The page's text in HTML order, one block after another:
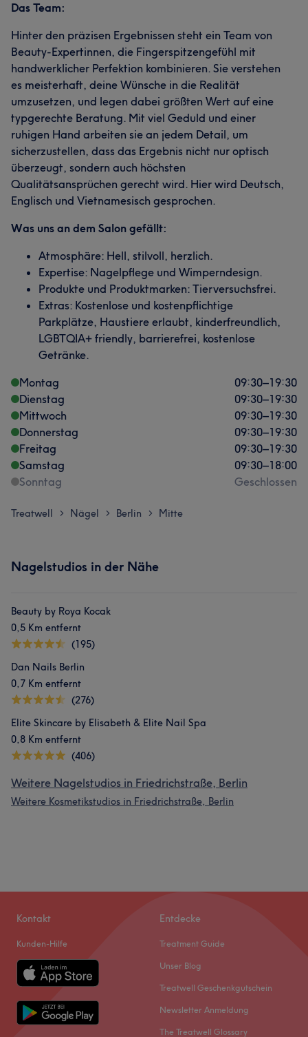
Das Team:
Hinter den präzisen Ergebnissen steht ein Team von
Beauty-Expertinnen, die Fingerspitzengefühl mit
handwerklicher Perfektion kombinieren. Sie verstehen
es meisterhaft, deine Wünsche in die Realität
umzusetzen, und legen dabei größten Wert auf eine
typgerechte Beratung. Mit viel Geduld und einer
ruhigen Hand arbeiten sie an jedem Detail, um
sicherzustellen, dass das Ergebnis nicht nur optisch
überzeugt, sondern auch höchsten
Qualitätsansprüchen gerecht wird. Hier wird Deutsch,
Englisch und Vietnamesisch gesprochen.
Was uns an dem Salon gefällt:
Atmosphäre: Hell, stilvoll, herzlich.
Expertise: Nagelpflege und Wimperndesign.
Produkte und Produktmarken: Tierversuchsfrei.
Extras: Kostenlose und kostenpflichtige
Parkplätze, Haustiere erlaubt, kinderfreundlich,
LGBTQIA+ friendly, barrierefrei, kostenlose
Getränke.
Montag
09:30–19:30
Dienstag
09:30–19:30
Mittwoch
09:30–19:30
Donnerstag
09:30–19:30
Freitag
09:30–19:30
Samstag
09:30–18:00
Sonntag
Geschlossen
Treatwell > Nägel > Berlin > Mitte
Nagelstudios in der Nähe
Beauty by Roya Kocak
0,5 Km entfernt
(195)
Dan Nails Berlin
0,7 Km entfernt
(276)
Elite Skincare by Elisabeth & Elite Nail Spa
0,8 Km entfernt
(406)
Weitere Nagelstudios in Friedrichstraße, Berlin
Weitere Kosmetikstudios in Friedrichstraße, Berlin
Kontakt
Kunden-Hilfe
Entdecke
Treatment Guide
Unser Blog
Treatwell Geschenkgutschein
Newsletter Anmeldung
The Treatwell Glossary